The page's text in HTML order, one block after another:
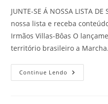
post:
JUNTE-SE Á NOSSA LISTA
nossa lista e receba
Irmãos Villas-Bôas O
território brasileiro a
Continue Lendo Irmãos
Villas-